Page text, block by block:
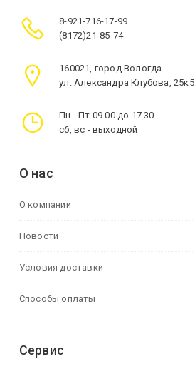
8-921-716-17-99
(8172)21-85-74
160021, город Вологда
ул. Александра Клубова, 25к5
Пн - Пт 09.00 до 17.30
сб, вс - выходной
О нас
О компании
Новости
Условия доставки
Способы оплаты
Сервис